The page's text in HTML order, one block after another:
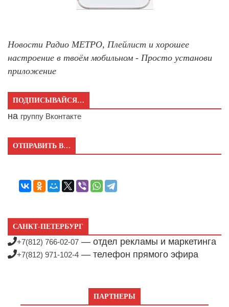
Новости Радио МЕТРО, Плейлист и хорошее
настроение в твоём мобильном - Просто установи
приложение
ПОДПИСЫВАЙСЯ…
на группу Вконтакте
ОТПРАВИТЬ В…
САНКТ-ПЕТЕРБУРГ
+7(812) 766-02-07 — отдел рекламы и маркетинга
+7(812) 971-102-4 — телефон прямого эфира
ПАРТНЕРЫ